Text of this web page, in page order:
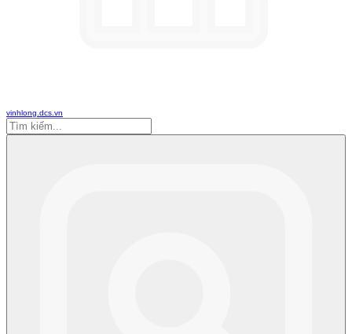
vinhlong.dcs.vn